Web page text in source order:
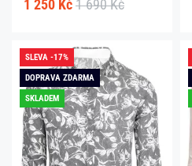
1 250 Kč 1 690 Kč
SLEVA -17%
DOPRAVA ZDARMA
SKLADEM